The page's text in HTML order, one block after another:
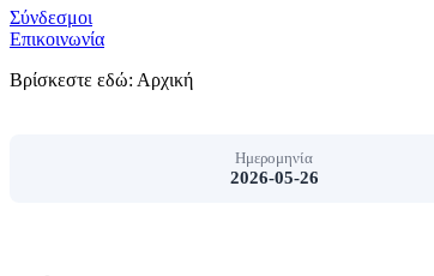
Σύνδεσμοι
Επικοινωνία
Βρίσκεστε εδώ: Αρχική
Ημερομηνία
2026-05-26